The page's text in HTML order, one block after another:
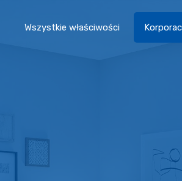
Wszystkie właściwości